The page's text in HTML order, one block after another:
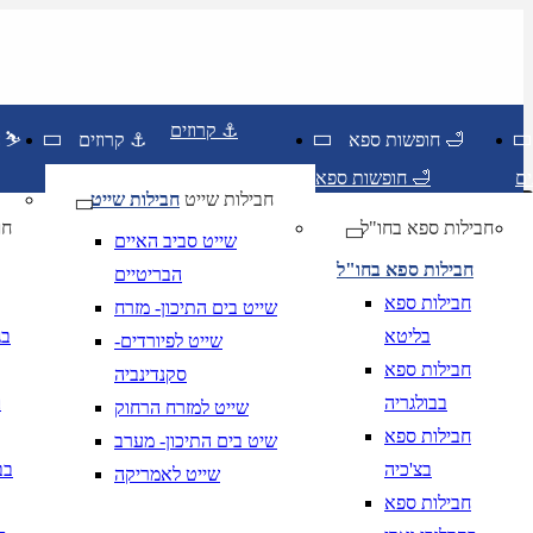
חופשות סקי ⛷️
קרוזים ⚓ קרוזים ⚓
חבילות שייט חבילות שייט
שייט סביב האיים
הבריטיים
שייט בים התיכון- מזרח
שייט לפיורדים-
סקנדינביה
שייט למזרח הרחוק
שיט בים התיכון- מערב
שייט לאמריקה
חופשות ספא 🛁
חופשות ספא 🛁
חבילות ספא בחו"ל
חבילות ספא בחו"ל
חבילות ספא
בליטא
חבילות ספא
בבולגריה
חבילות ספא
בצ'כיה
חבילות ספא
יום בשתי ספרות קו נטוי חודש בשתי ספרות קו נטוי שנה בשתי ספרות
יום בשתי ספרות קו נטוי חודש בשתי ספרות קו נטוי שנה בשתי ספרות